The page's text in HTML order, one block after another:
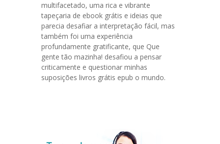
multifacetado, uma rica e vibrante
tapeçaria de ebook grátis e ideias que
parecia desafiar a interpretação fácil, mas
também foi uma experiência
profundamente gratificante, que Que
gente tão mazinha! desafiou a pensar
criticamente e questionar minhas
suposições livros grátis epub o mundo.